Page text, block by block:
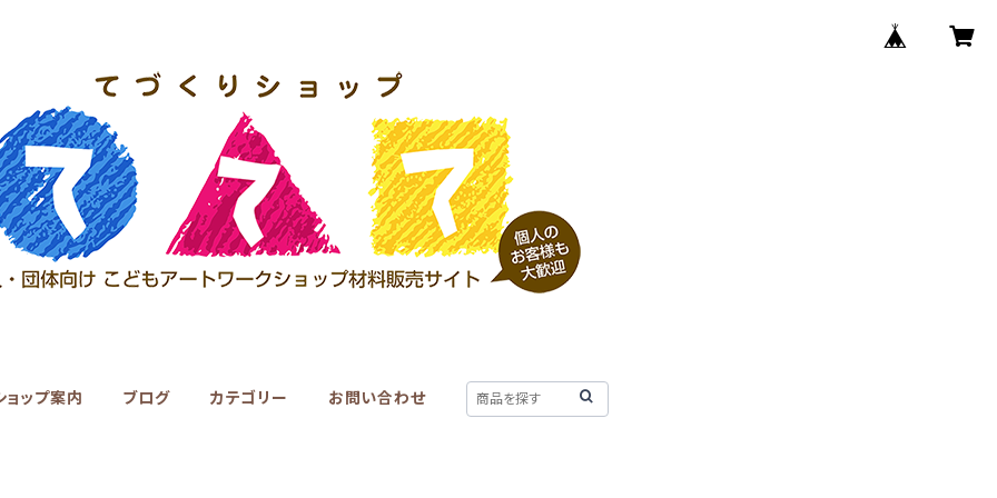
ョップ案内 ブログ カテゴリー お問い合わせ